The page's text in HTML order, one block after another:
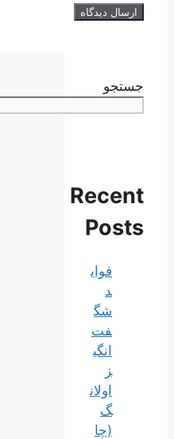
جستجو
Recent
Posts
فوای
د
شگ
فت‌
انگی
ز
اولان
گ
(چا